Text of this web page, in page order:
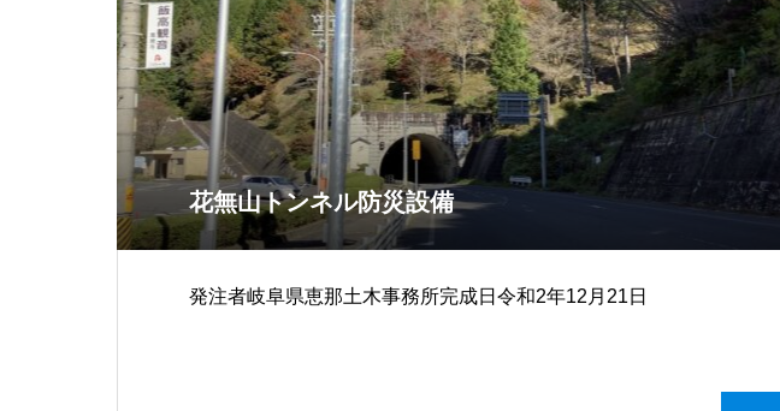
花無山トンネル防災設備
発注者岐阜県恵那土木事務所完成日令和2年12月21日